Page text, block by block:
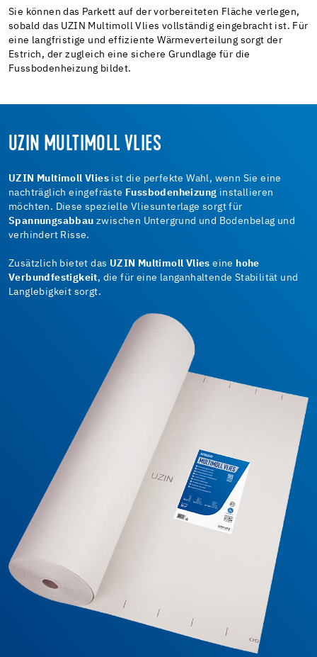
Sie können das Parkett auf der vorbereiteten Fläche verlegen,
sobald das UZIN Multimoll Vlies vollständig eingebracht ist. Für
eine langfristige und effiziente Wärmeverteilung sorgt der
Estrich, der zugleich eine sichere Grundlage für die
Fussbodenheizung bildet.
UZIN MULTIMOLL VLIES
UZIN Multimoll Vlies ist die perfekte Wahl, wenn Sie eine
nachträglich eingefräste Fussbodenheizung installieren
möchten. Diese spezielle Vliesunterlage sorgt für
Spannungsabbau zwischen Untergrund und Bodenbelag und
verhindert Risse.
Zusätzlich bietet das UZIN Multimoll Vlies eine hohe
Verbundfestigkeit, die für eine langanhaltende Stabilität und
Langlebigkeit sorgt.